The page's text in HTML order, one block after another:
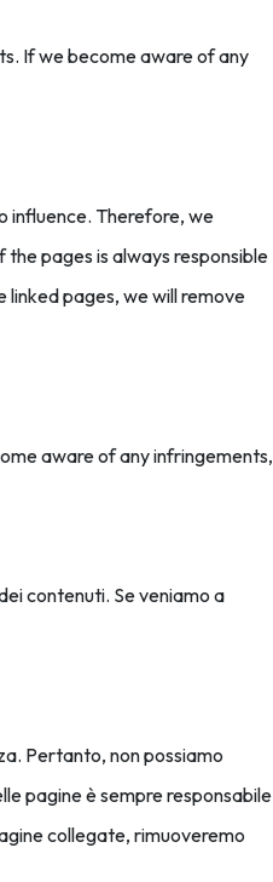
If we become aware of any
influence. Therefore, we
pages is always responsible
pages, we will remove
aware of any infringements,
contenuti. Se veniamo a
Pertanto, non possiamo
pagine è sempre responsabile
collegate, rimuoveremo